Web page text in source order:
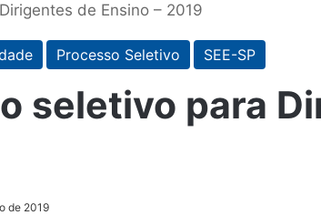
de Ensino – 2019
Processo Seletivo SEE-SP
seletivo para
de 2019